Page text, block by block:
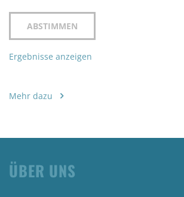
Ergebnisse anzeigen
Mehr dazu
ÜBER UNS